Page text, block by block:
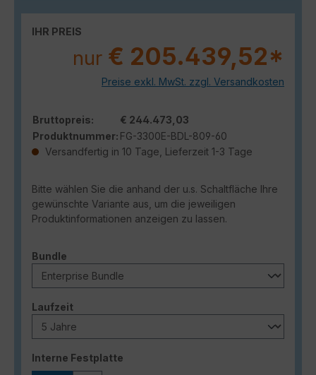
IHR PREIS
nur € 205.439,52*
Preise exkl. MwSt. zzgl. Versandkosten
Bruttopreis:
€ 244.473,03
Produktnummer: FG-3300E-BDL-809-60
Versandfertig in 10 Tage, Lieferzeit 1-3 Tage
Bitte wählen Sie die anhand der u.s. Schaltfläche Ihre
gewünschte Variante aus, um die jeweiligen
Produktinformationen anzeigen zu lassen.
Bundle
Laufzeitauswählen
Interne Festplatte